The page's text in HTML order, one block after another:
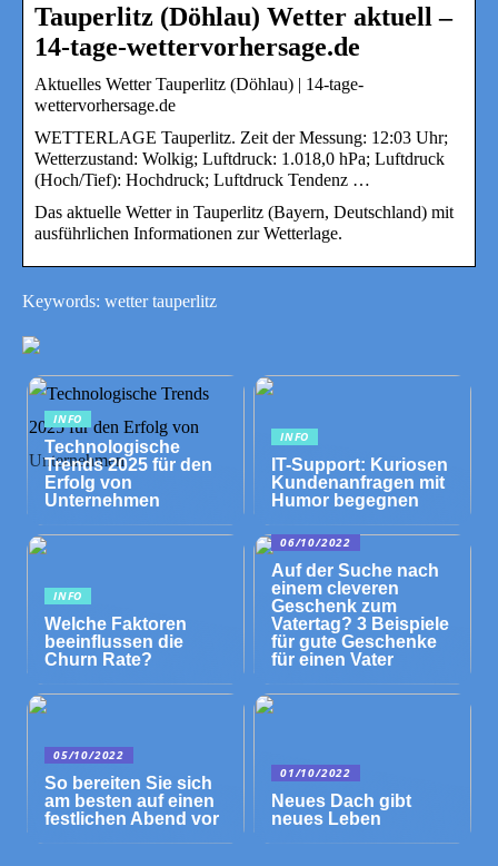
Tauperlitz (Döhlau) Wetter aktuell –
14-tage-wettervorhersage.de
Aktuelles Wetter Tauperlitz (Döhlau) | 14-tage-
wettervorhersage.de
WETTERLAGE Tauperlitz. Zeit der Messung: 12:03 Uhr;
Wetterzustand: Wolkig; Luftdruck: 1.018,0 hPa; Luftdruck
(Hoch/Tief): Hochdruck; Luftdruck Tendenz …
Das aktuelle Wetter in Tauperlitz (Bayern, Deutschland) mit
ausführlichen Informationen zur Wetterlage.
Keywords: wetter tauperlitz
INFO
Technologische
Trends 2025 für den
Erfolg von
Unternehmen
INFO
IT-Support: Kuriosen
Kundenanfragen mit
Humor begegnen
INFO
Welche Faktoren
beeinflussen die
Churn Rate?
06/10/2022
Auf der Suche nach
einem cleveren
Geschenk zum
Vatertag? 3 Beispiele
für gute Geschenke
für einen Vater
05/10/2022
So bereiten Sie sich
am besten auf einen
festlichen Abend vor
01/10/2022
Neues Dach gibt
neues Leben